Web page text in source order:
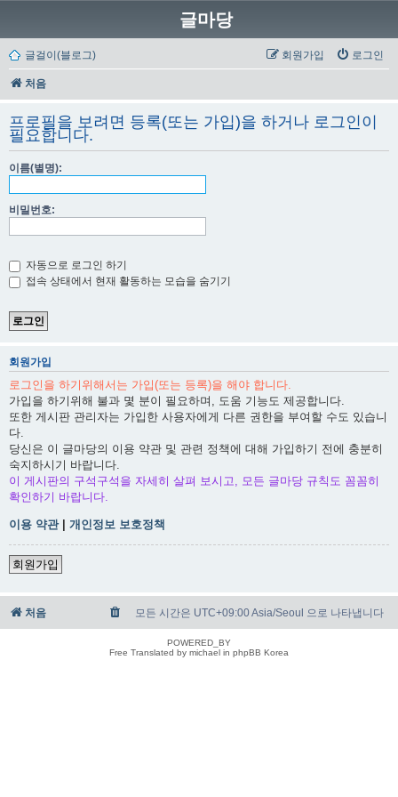
글마당
글걸이(블로그) 로그인
회원가입
처음
프로필을 보려면 등록(또는 가입)을 하거나 로그인이
필요합니다.
이름(별명):
비밀번호:
자동으로 로그인 하기
접속 상태에서 현재 활동하는 모습을 숨기기
회원가입
로그인을 하기위해서는 가입(또는 등록)을 해야 합니다.
가입을 하기위해 불과 몇 분이 필요하며, 도움 기능도 제공합니다.
또한 게시판 관리자는 가입한 사용자에게 다른 권한을 부여할 수도 있습니
다.
당신은 이 글마당의 이용 약관 및 관련 정책에 대해 가입하기 전에 충분히
숙지하시기 바랍니다.
이 게시판의 구석구석을 자세히 살펴 보시고, 모든 글마당 규칙도 꼼꼼히
확인하기 바랍니다.
이용 약관| 개인정보 보호정책
회원가입
처음 모든 시간은 UTC+09:00 Asia/Seoul 으로 나타냅니다
POWERED_BY
Free Translated by michael in phpBB Korea